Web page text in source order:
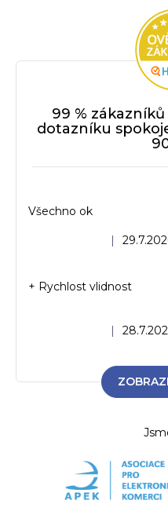
99 %
dotazníku
Hodnocení obchodu je 5
|
Všechno ok
Hodnocení obchodu je 5
|
+ Rychlost vlidnost